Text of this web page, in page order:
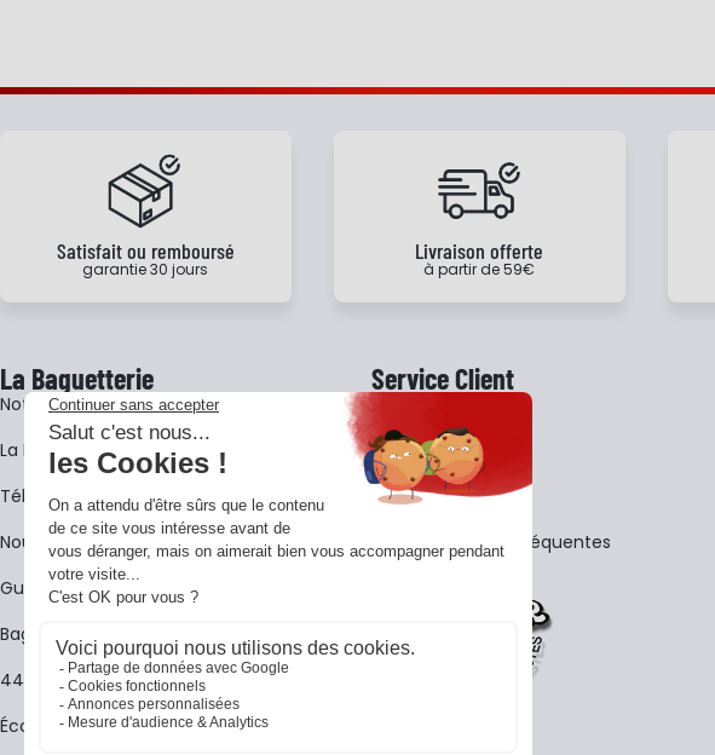
Satisfait ou remboursé
garantie 30 jours
Livraison offerte
à partir de 59€
La Baguetterie
Notre histoire
La BagShow
​Télécharger le catalogue
Nous contacter
Guides La Baguetterie
Baguetterie Shop Online
44 ans de rencontres
Écoles
Service Client
Garantie 3 ans
CGV
FAQ - Questions Fréquentes